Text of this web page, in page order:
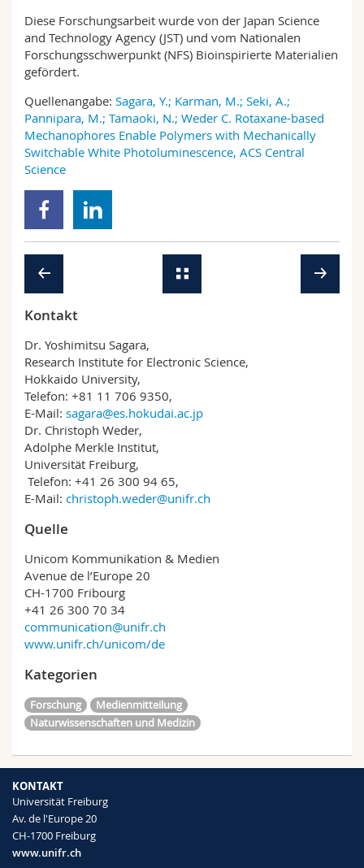
Diese Forschungsarbeit wurde von der Japan Science
and Technology Agency (JST) und vom Nationalen
Forschungsschwerpunkt (NFS) Bioinspirierte Materialien
gefördert.
Quellenangabe: Sagara, Y.; Karman, M.; Seki, A.;
Pannipara, M.; Tamaoki, N.; Weder C. Rotaxane-based
Mechanophores Enable Polymers with Mechanically
Switchable White Photoluminescence, ACS Central
Science
Kontakt
Dr. Yoshimitsu Sagara,
Research Institute for Electronic Science,
Hokkaido University,
Telefon: +81 11 706 9350,
E-Mail: sagara@es.hokudai.ac.jp
Dr. Christoph Weder,
Adolphe Merkle Institut,
Universität Freiburg,
Telefon: +41 26 300 94 65,
E-Mail: christoph.weder@unifr.ch
Quelle
Unicom Kommunikation & Medien
Avenue de l’Europe 20
CH-1700 Fribourg
+41 26 300 70 34
communication@unifr.ch
www.unifr.ch/unicom/de
Kategorien
Forschung
Medienmitteilung
Naturwissenschaften und Medizin
KONTAKT
Universität Freiburg
Av. de l'Europe 20
CH-1700 Freiburg
www.unifr.ch